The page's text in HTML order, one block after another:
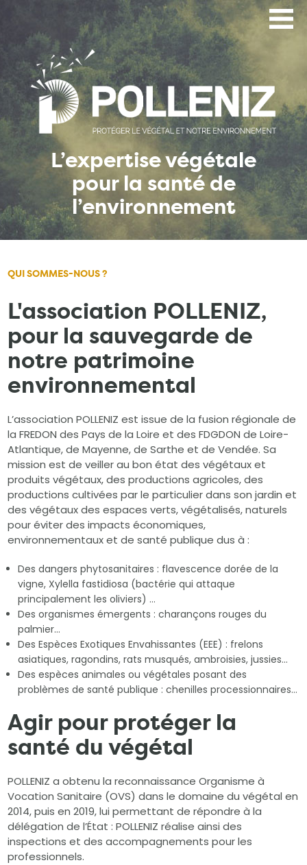
principal
L’expertise végétale
pour la santé de
l’environnement
QUI SOMMES-NOUS ?
L'association POLLENIZ,
pour la sauvegarde de
notre patrimoine
environnemental
L’association POLLENIZ est issue de la fusion régionale de
la FREDON des Pays de la Loire et des FDGDON de Loire-
Atlantique, de Mayenne, de Sarthe et de Vendée. Sa
mission est de veiller au bon état des végétaux et
produits végétaux, des productions agricoles, des
productions cultivées par le particulier dans son jardin et
des végétaux des espaces verts, végétalisés, naturels
pour éviter des impacts économiques,
environnementaux et de santé publique dus à :
Des dangers phytosanitaires : flavescence dorée de la
vigne, Xylella fastidiosa (bactérie qui attaque
principalement les oliviers) …
Des organismes émergents : charançons rouges du
palmier…
Des Espèces Exotiques Envahissantes (EEE) : frelons
asiatiques, ragondins, rats musqués, ambroisies, jussies…
Des espèces animales ou végétales posant des
problèmes de santé publique : chenilles processionnaires…
Agir pour protéger la
santé du végétal
POLLENIZ a obtenu la reconnaissance Organisme à
Vocation Sanitaire (OVS) dans le domaine du végétal en
2014, puis en 2019, lui permettant de répondre à la
délégation de l’État : POLLENIZ réalise ainsi des
inspections et des accompagnements pour les
professionnels.